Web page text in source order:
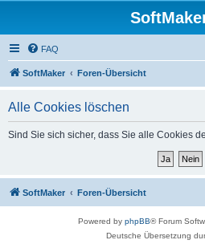
FAQ
SoftMaker Foren-Übersicht
Alle Cookies löschen
Sind Sie sich sicher, dass Sie alle Cookies
SoftMaker Foren-Übersicht
Powered by phpBB® Forum
Deutsche Übersetzung